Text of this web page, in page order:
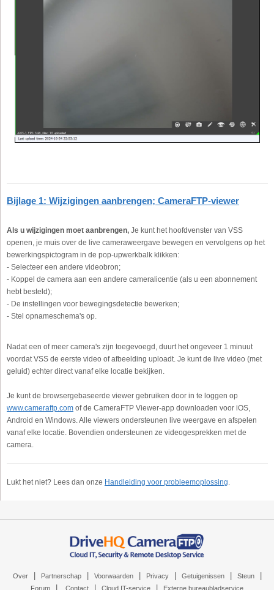
Bijlage 1: Wijzigingen aanbrengen; CameraFTP-viewer
Als u wijzigingen moet aanbrengen, Je kunt het hoofdvenster van VSS
openen, je muis over de live cameraweergave bewegen en vervolgens op het
bewerkingspictogram in de pop-upwerkbalk klikken:
- Selecteer een andere videobron;
- Koppel de camera aan een andere cameralicentie (als u een abonnement
hebt besteld);
- De instellingen voor bewegingsdetectie bewerken;
- Stel opnameschema's op.
Nadat een of meer camera's zijn toegevoegd, duurt het ongeveer 1 minuut
voordat VSS de eerste video of afbeelding uploadt. Je kunt de live video (met
geluid) echter direct vanaf elke locatie bekijken.
Je kunt de browsergebaseerde viewer gebruiken door in te loggen op
www.cameraftp.com of de CameraFTP Viewer-app downloaden voor iOS,
Android en Windows. Alle viewers ondersteunen live weergave en afspelen
vanaf elke locatie. Bovendien ondersteunen ze videogesprekken met de
camera.
Lukt het niet? Lees dan onze Handleiding voor probleemoplossing.
Over Partnerschap Voorwaarden Privacy Getuigenissen Steun
Forum Contact Cloud IT-service Externe bureaubladservice